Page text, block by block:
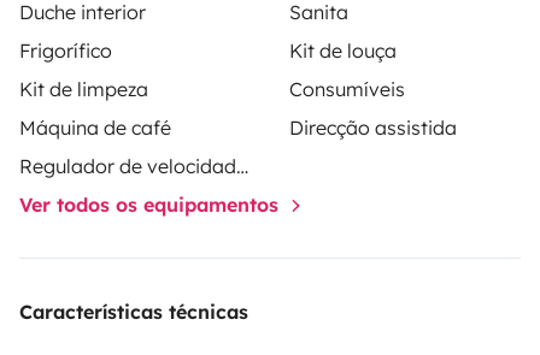
Duche interior
Sanita
Frigorífico
Kit de louça
Kit de limpeza
Consumíveis
Máquina de café
Direcção assistida
Regulador de velocidade / Cruise Control
Ver todos os equipamentos
Características técnicas